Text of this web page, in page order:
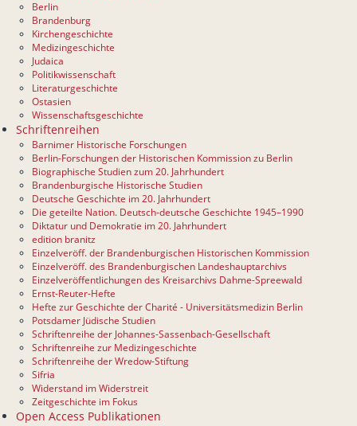
Berlin
Brandenburg
Kirchengeschichte
Medizingeschichte
Judaica
Politikwissenschaft
Literaturgeschichte
Ostasien
Wissenschaftsgeschichte
Schriftenreihen
Barnimer Historische Forschungen
Berlin-Forschungen der Historischen Kommission zu Berlin
Biographische Studien zum 20. Jahrhundert
Brandenburgische Historische Studien
Deutsche Geschichte im 20. Jahrhundert
Die geteilte Nation. Deutsch-deutsche Geschichte 1945–1990
Diktatur und Demokratie im 20. Jahrhundert
edition branitz
Einzelveröff. der Brandenburgischen Historischen Kommission
Einzelveröff. des Brandenburgischen Landeshauptarchivs
Einzelveröffentlichungen des Kreisarchivs Dahme-Spreewald
Ernst-Reuter-Hefte
Hefte zur Geschichte der Charité - Universitätsmedizin Berlin
Potsdamer Jüdische Studien
Schriftenreihe der Johannes-Sassenbach-Gesellschaft
Schriftenreihe zur Medizingeschichte
Schriftenreihe der Wredow-Stiftung
Sifria
Widerstand im Widerstreit
Zeitgeschichte im Fokus
Open Access Publikationen